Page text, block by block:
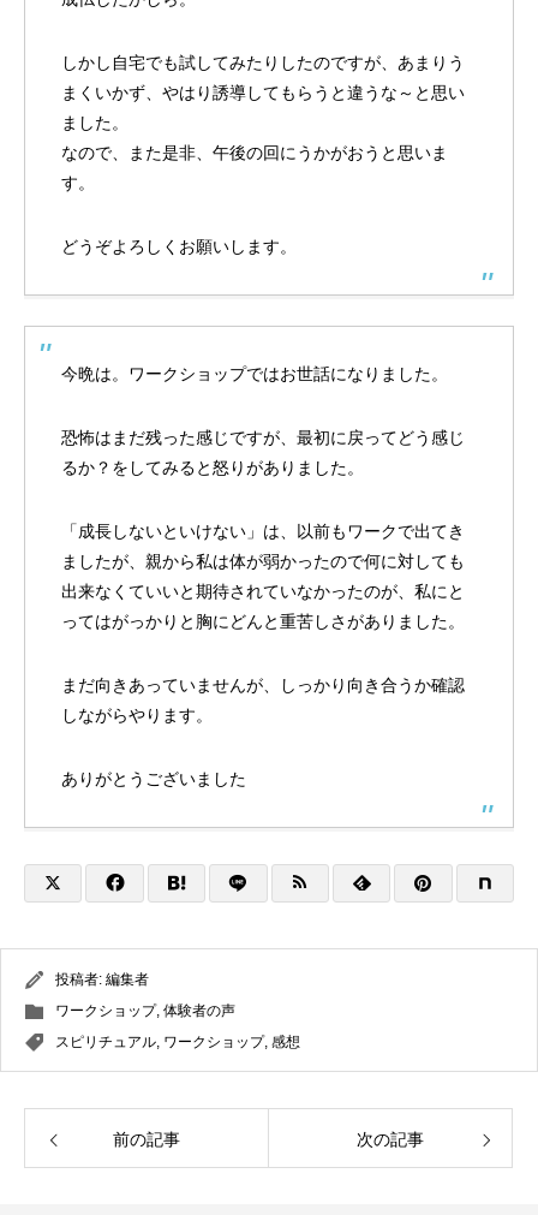
しかし自宅でも試してみたりしたのですが、あまりう
まくいかず、やはり誘導してもらうと違うな～と思い
ました。
なので、また是非、午後の回にうかがおうと思いま
す。
どうぞよろしくお願いします。
今晩は。ワークショップではお世話になりました。
恐怖はまだ残った感じですが、最初に戻ってどう感じ
るか？をしてみると怒りがありました。
「成長しないといけない」は、以前もワークで出てき
ましたが、親から私は体が弱かったので何に対しても
出来なくていいと期待されていなかったのが、私にと
ってはがっかりと胸にどんと重苦しさがありました。
まだ向きあっていませんが、しっかり向き合うか確認
しながらやります。
ありがとうございました
投稿者: 編集者
ワークショップ, 体験者の声
スピリチュアル, ワークショップ, 感想
前の記事 次の記事